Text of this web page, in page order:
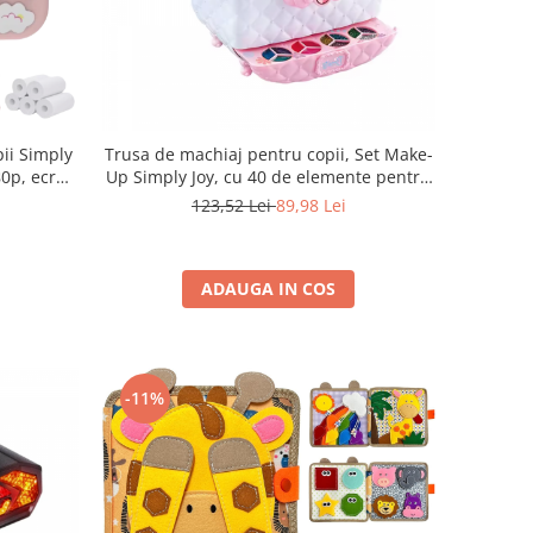
Simply
ecran
Trusa de machiaj pentru copii, Set Make-
Up Simply Joy, cu 40 de elemente pentru
make-up, pentru fetite de 3, 4, 5, 6, 7, 8,
123,52 Lei89,98 Lei
ADAUGA IN COS
-11%